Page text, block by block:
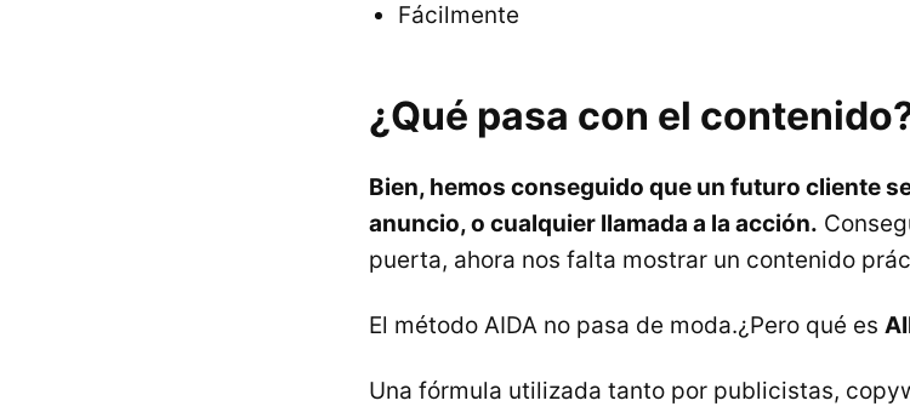
Fácilmente
¿Qué pasa con el
Bien, hemos conseguido que un futuro cliente
anuncio, o cualquier llamada a la acción.
puerta, ahora nos falta mostrar un contenido
El método AIDA no pasa de moda.¿Pero qué es
Una fórmula utilizada tanto por publicistas,